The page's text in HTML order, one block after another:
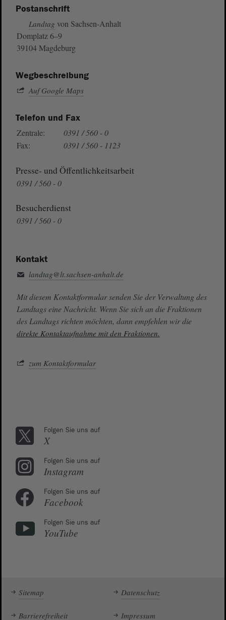
Postanschrift
Landtag von Sachsen-Anhalt
Domplatz 6–9
39104 Magdeburg
Wegbeschreibung
Auf Google Maps
Telefon und Fax
Zentrale:
0391 / 560 - 0
Fax:
0391 / 560 - 1123
Presse- und Öffentlichkeitsarbeit
0391 / 560 - 0
Besucherdienst
0391 / 560 - 0
Kontakt
landtag@lt.sachsen-anhalt.de
Mit diesem Kontaktformular senden Sie der Verwaltung des
Landtags eine Nachricht. Wenn Sie sich an die Fraktionen
des Landtags richten möchten, dann empfehlen wir die
direkte Kontaktaufnahme mit den Fraktionen.
zum Kontaktformular
Folgen Sie uns auf
X
Folgen Sie uns auf
Instagram
Folgen Sie uns auf
Facebook
Folgen Sie uns auf
YouTube
Sitemap Datenschutz
Barrierefreiheit Impressum